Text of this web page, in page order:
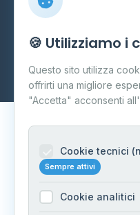
Carpi
Dati forniti daMinistero
🍪 Utilizziamo i
Questo sito utilizza
offrirti una migliore
"Accetta" acconsenti
Cookie tecnici
Sempre attivi
Cookie analitici